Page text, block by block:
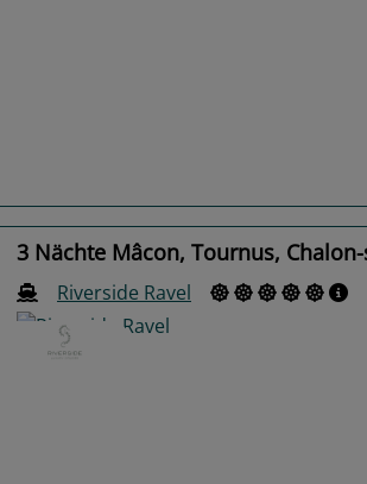
3 Nächte Mâcon, Tournus,
Riverside Ravel